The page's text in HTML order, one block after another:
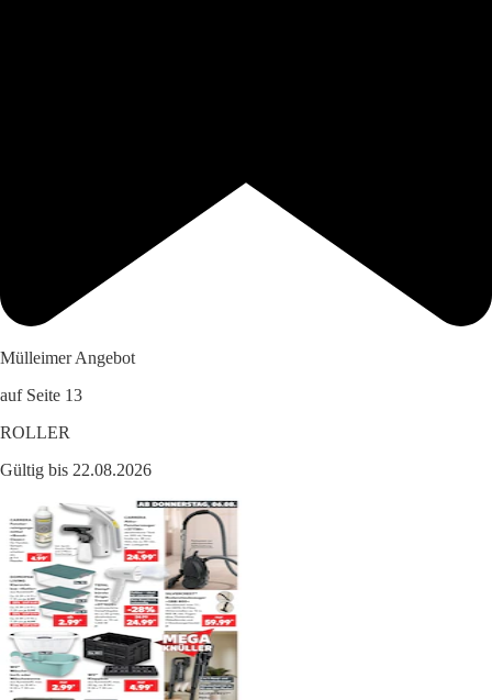
Mülleimer Angebot
auf Seite 13
ROLLER
Gültig bis 22.08.2026